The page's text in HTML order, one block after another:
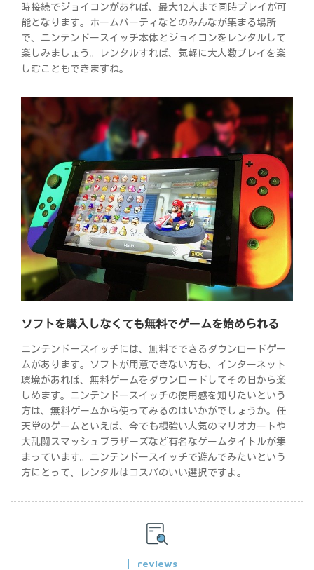
時接続でジョイコンがあれば、最大12人まで同時プレイが可
能となります。ホームパーティなどのみんなが集まる場所
で、ニンテンドースイッチ本体とジョイコンをレンタルして
楽しみましょう。レンタルすれば、気軽に大人数プレイを楽
しむこともできますね。
ソフトを購入しなくても無料でゲームを始められる
ニンテンドースイッチには、無料でできるダウンロードゲー
ムがあります。ソフトが用意できない方も、インターネット
環境があれば、無料ゲームをダウンロードしてその日から楽
しめます。ニンテンドースイッチの使用感を知りたいという
方は、無料ゲームから使ってみるのはいかがでしょうか。任
天堂のゲームといえば、今でも根強い人気のマリオカートや
大乱闘スマッシュブラザーズなど有名なゲームタイトルが集
まっています。ニンテンドースイッチで遊んでみたいという
方にとって、レンタルはコスパのいい選択ですよ。
reviews